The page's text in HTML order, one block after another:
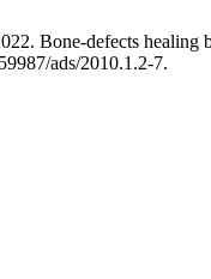
Bone-defects
ads/2010.1.2-7.